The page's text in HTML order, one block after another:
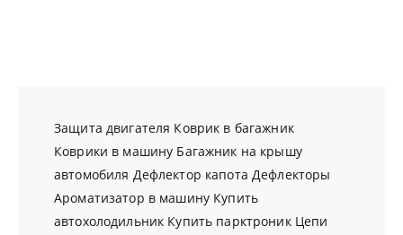
Защита двигателя Коврик в багажник
Коврики в машину Багажник на крышу
автомобиля Дефлектор капота Дефлекторы
Ароматизатор в машину Купить
автохолодильник Купить парктроник Цепи